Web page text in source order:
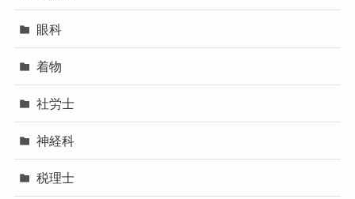
眼科
着物
社労士
神経科
税理士